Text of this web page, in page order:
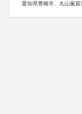
愛知県豊橋市、丸山薫賞